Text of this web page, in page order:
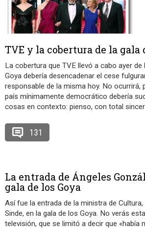
TVE y la cobertura de la gala
La cobertura que TVE llevó a cabo ayer
Goya debería desencadenar el cese
responsable de la misma hoy. No ocurrirá,
país mínimamente democrático debería
cosas en contexto: pienso, con total
131
La entrada de Ángeles
gala de los Goya
Así fue la entrada de la ministra de
Sinde, en la gala de los Goya. No verás
televisión, que se limitó a decir que «había